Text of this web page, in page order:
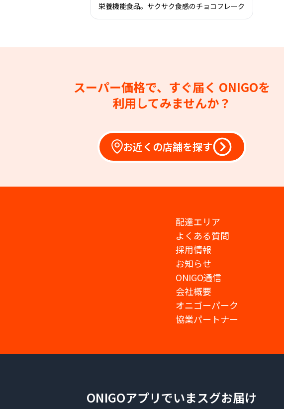
栄養機能食品。サクサク食感のチョコフレーク
スーパー価格で、すぐ届く ONIGOを
利用してみませんか？
お近くの店舗を探す
配達エリア
よくある質問
採用情報
お知らせ
ONIGO通信
会社概要
オニゴーパーク
協業パートナー
ONIGOアプリでいまスグお届け